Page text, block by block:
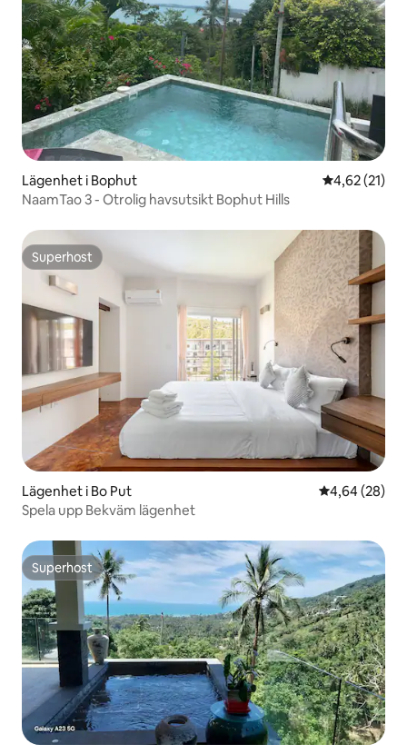
Lägenhet i Bophut 4,62 av 5 i
4,62 (21)
NaamTao 3 - Otrolig havsutsikt Bophut Hills
Superhost
Superhost
Lägenhet i Bo Put 4,64 av 5 i
4,64 (28)
Spela upp Bekväm lägenhet
Superhost
Superhost